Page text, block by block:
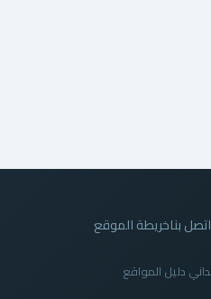
اتصل بناخريطة الموقع